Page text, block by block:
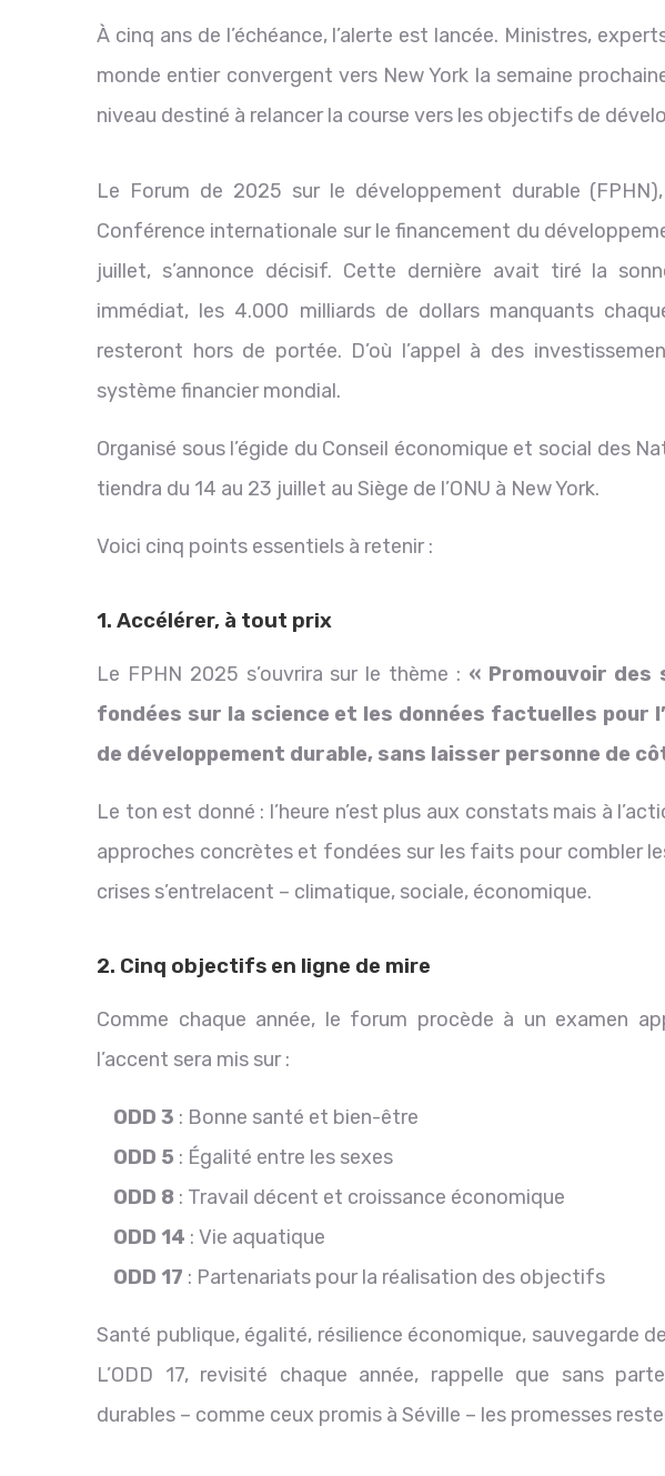
À cinq ans de l’échéance, l’alerte est lancée. Ministres,
monde entier convergent vers New York la semaine
niveau destiné à relancer la course vers les objectifs de
Le Forum de 2025 sur le développement durable
Conférence internationale sur le financement du
juillet, s’annonce décisif. Cette dernière avait tiré la
immédiat, les 4.000 milliards de dollars manquants
resteront hors de portée. D’où l’appel à des
système financier mondial.
Organisé sous l’égide du Conseil économique et social des
tiendra du 14 au 23 juillet au Siège de l’ONU à New York.
Voici cinq points essentiels à retenir :
1. Accélérer, à tout prix
Le FPHN 2025 s’ouvrira sur le thème : « Promouvoir des
fondées sur la science et les données factuelles pour
de développement durable, sans laisser personne de
Le ton est donné : l’heure n’est plus aux constats mais à
approches concrètes et fondées sur les faits pour combler
crises s’entrelacent – climatique, sociale, économique.
2. Cinq objectifs en ligne de mire
Comme chaque année, le forum procède à un examen
l’accent sera mis sur :
ODD 3 : Bonne santé et bien-être
ODD 5 : Égalité entre les sexes
ODD 8 : Travail décent et croissance économique
ODD 14 : Vie aquatique
ODD 17 : Partenariats pour la réalisation des objectifs
Santé publique, égalité, résilience économique, sauvegarde
L’ODD 17, revisité chaque année, rappelle que sans
durables – comme ceux promis à Séville – les promesses